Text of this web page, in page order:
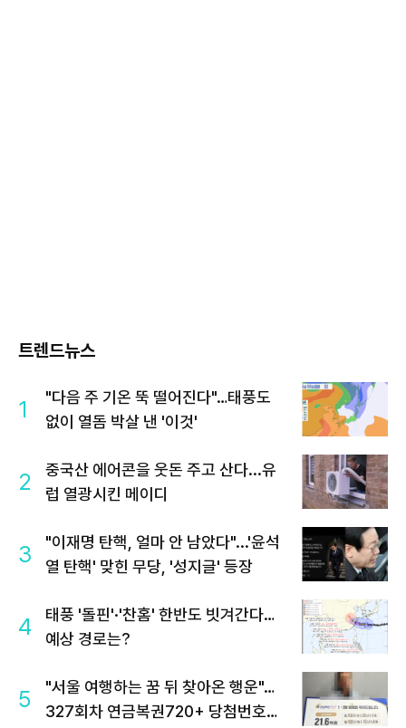
트렌드뉴스
1
"다음 주 기온 뚝 떨어진다"…태풍도
없이 열돔 박살 낸 '이것'
2
중국산 에어콘을 웃돈 주고 산다...유
럽 열광시킨 메이디
3
"이재명 탄핵, 얼마 안 남았다"...'윤석
열 탄핵' 맞힌 무당, '성지글' 등장
4
태풍 '돌핀'·'찬홈' 한반도 빗겨간다…
예상 경로는?
5
"서울 여행하는 꿈 뒤 찾아온 행운"…
327회차 연금복권720+ 당첨번호조